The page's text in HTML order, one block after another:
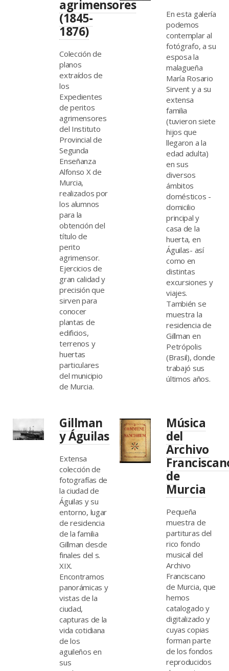
agrimensores
(1845-
1876)
Colección de
planos
extraídos de
los
Expedientes
de peritos
agrimensores
del Instituto
Provincial de
Segunda
Enseñanza
Alfonso X de
Murcia,
realizados por
los alumnos
para la
obtención del
título de
perito
agrimensor.
Ejercicios de
gran calidad y
precisión que
sirven para
conocer
plantas de
edificios,
terrenos y
huertas
particulares
del municipio
de Murcia.
En esta galería
podemos
contemplar al
fotógrafo, a su
esposa la
malagueña
María Rosario
Sirvent y a su
extensa
familia
(tuvieron siete
hijos que
llegaron a la
edad adulta)
en sus
diversos
ámbitos
domésticos -
domicilio
principal y
casa de la
huerta, en
Águilas- así
como en
distintas
excursiones y
viajes.
También se
muestra la
residencia de
Gillman en
Petrópolis
(Brasil), donde
trabajó sus
últimos años.
Gillman
y Águilas
Extensa
colección de
fotografías de
la ciudad de
Águilas y su
entorno, lugar
de residencia
de la familia
Gillman desde
finales del s.
XIX.
Encontramos
panorámicas y
vistas de la
ciudad,
capturas de la
vida cotidiana
de los
aguileños en
sus
Música
del
Archivo
de
Murcia
Pequeña
muestra de
partituras del
rico fondo
musical del
Archivo
Franciscano
de Murcia, que
hemos
catalogado y
digitalizado y
cuyas copias
forman parte
de los fondos
reproducidos